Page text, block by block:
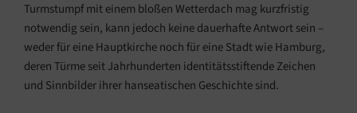
Turmstumpf mit einem bloßen Wetterdach mag kurzfristig
notwendig sein, kann jedoch keine dauerhafte Antwort sein –
weder für eine Hauptkirche noch für eine Stadt wie Hamburg,
deren Türme seit Jahrhunderten identitätsstiftende Zeichen
und Sinnbilder ihrer hanseatischen Geschichte sind.